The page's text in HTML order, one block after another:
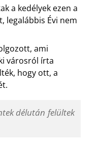
a kedélyek ezen a
legalábbis Évi nem
ami
városról írta
hogy ott, a
délután felültek